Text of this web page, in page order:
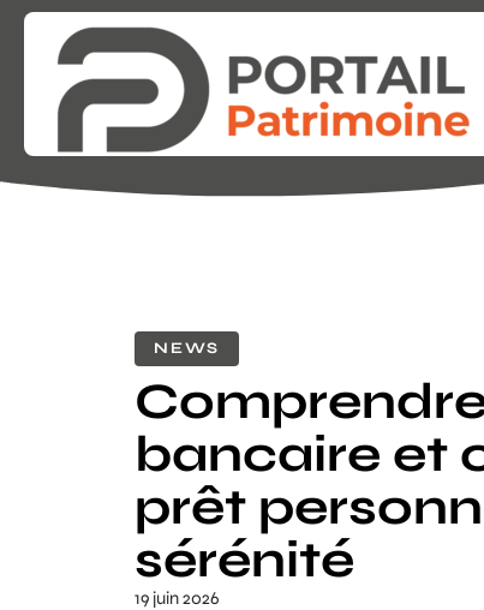
NEWS
bancaire et
prêt
sérénité
19 juin 2026